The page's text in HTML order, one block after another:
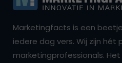
Marketingfacts is een
iedere dag vers. Wij zijn hét
marketingprofessionals. Het